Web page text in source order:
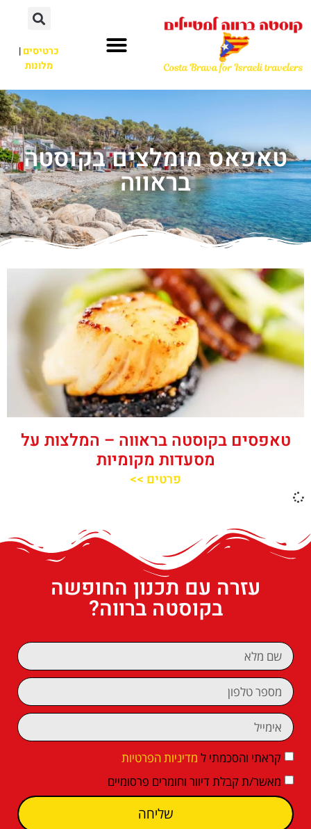
כרטיסים|
מלונות
טאפאס מומלצים בקוסטה
בראווה
טאפסים בקוסטה בראווה – המלצות על
מסעדות מקומיות
פרטים >>
עזרה עם תכנון החופשה
בקוסטה ברווה?
קראתי והסכמתי ל מדיניות הפרטיות
מאשר/ת קבלת דיוור וחומרים פרסומיים
שליחה